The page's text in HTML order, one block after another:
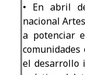
• En abril
nacional
a potenciar
el desarrollo